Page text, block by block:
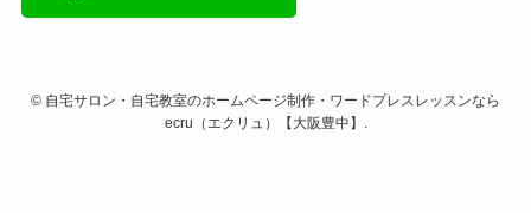
© 自宅サロン・自宅教室のホームページ制作・ワードプレスレッスンなら
ecru（エクリュ）【大阪豊中】.